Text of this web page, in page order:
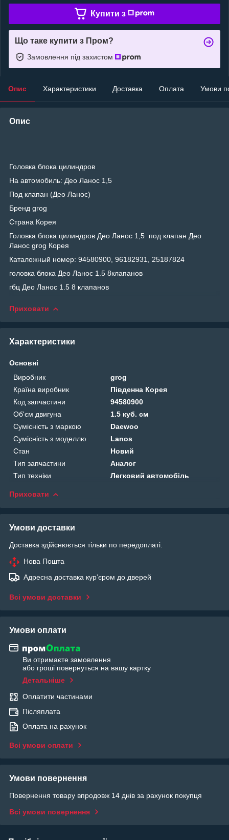
Купити з
Що таке купити з Пром?
Замовлення під захистом
Опис Характеристики Доставка Оплата Умови
Опис
Головка блока цилиндров
На автомобиль: Део Ланос 1,5
Под клапан (Део Ланос)
Бренд grog
Страна Корея
Головка блока цилиндров Део Ланос 1,5 под клапан Део
Ланос grog Корея
Каталожный номер: 94580900, 96182931, 25187824
головка блока Део Ланос 1.5 8клапанов
гбц Део Ланос 1.5 8 клапанов
Приховати
Характеристики
Основні
Виробник
grog
Країна виробник
Південна Корея
Код запчастини
94580900
Об'єм двигуна
1.5 куб. см
Сумісність з маркою
Daewoo
Сумісність з моделлю
Lanos
Стан
Новий
Тип запчастини
Аналог
Тип техніки
Легковий автомобіль
Приховати
Умови доставки
Доставка здійснюється тільки по передоплаті.
Нова Пошта
Адресна доставка курʼєром до дверей
Всі умови доставки
Умови оплати
Ви отримаєте замовлення
або гроші повернуться на вашу картку
Детальніше
Оплатити частинами
Післяплата
Оплата на рахунок
Всі умови оплати
Умови повернення
Повернення товару впродовж 14 днів за рахунок покупця
Всі умови повернення